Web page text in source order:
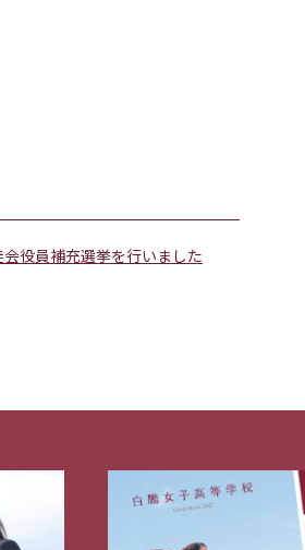
役員補充選挙を行いました